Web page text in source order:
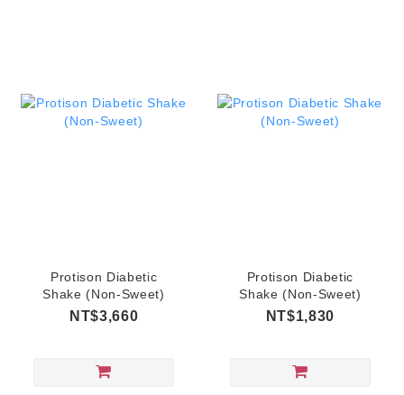
Protison Diabetic
Shake (Non-Sweet)
NT$3,660
Protison Diabetic
Shake (Non-Sweet)
NT$1,830